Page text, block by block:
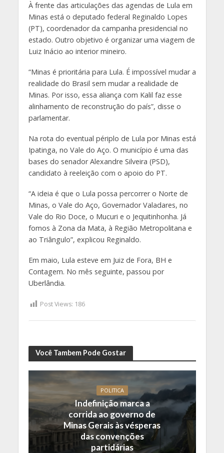
À frente das articulações das agendas de Lula em
Minas está o deputado federal Reginaldo Lopes
(PT), coordenador da campanha presidencial no
estado. Outro objetivo é organizar uma viagem de
Luiz Inácio ao interior mineiro.
“Minas é prioritária para Lula. É impossível mudar a
realidade do Brasil sem mudar a realidade de
Minas. Por isso, essa aliança com Kalil faz esse
alinhamento de reconstrução do país”, disse o
parlamentar.
Na rota do eventual périplo de Lula por Minas está
Ipatinga, no Vale do Aço. O município é uma das
bases do senador Alexandre Silveira (PSD),
candidato à reeleição com o apoio do PT.
“A ideia é que o Lula possa percorrer o Norte de
Minas, o Vale do Aço, Governador Valadares, no
Vale do Rio Doce, o Mucuri e o Jequitinhonha. Já
fomos à Zona da Mata, à Região Metropolitana e
ao Triângulo”, explicou Reginaldo.
Em maio, Lula esteve em Juiz de Fora, BH e
Contagem. No mês seguinte, passou por
Uberlândia.
Post Views: 186
Você Tambem Pode Gostar
POLITICA
Indefinição marca a
corrida ao governo de
Minas Gerais às vésperas
das convenções
partidárias